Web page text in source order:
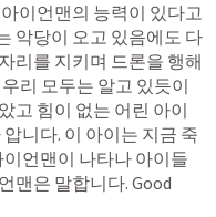
이언맨의 능력이 있다고
악당이 오고 있음에도 다
리를 지키며 드론을 행해
리 모두는 알고 있듯이
고 힘이 없는 어린 아이
니다. 이 아이는 지금 죽
언맨이 나타나 아이들
맨은 말합니다. Good